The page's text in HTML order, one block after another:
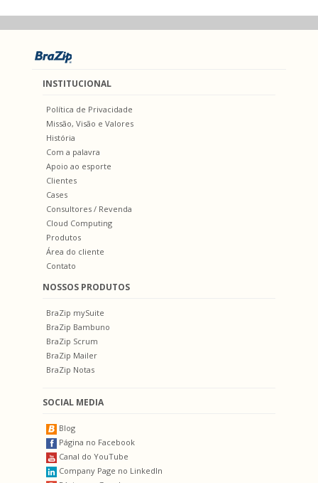
INSTITUCIONAL
Política de Privacidade
Missão, Visão e Valores
História
Com a palavra
Apoio ao esporte
Clientes
Cases
Consultores / Revenda
Cloud Computing
Produtos
Área do cliente
Contato
NOSSOS PRODUTOS
BraZip mySuite
BraZip Bambuno
BraZip Scrum
BraZip Mailer
BraZip Notas
SOCIAL MEDIA
Blog
Página no Facebook
Canal do YouTube
Company Page no LinkedIn